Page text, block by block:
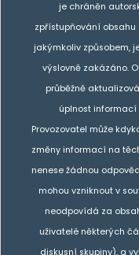
je chráněn
zpřístupňování obsahu
jakýmkoliv způsobem,
výslovně zakázáno.
průběžně
úplnost
Provozovatel může
změny informací na
nenese žádnou
mohou vzniknout v
neodpovídá za
uživatelé některých
diskusní skupiny), a